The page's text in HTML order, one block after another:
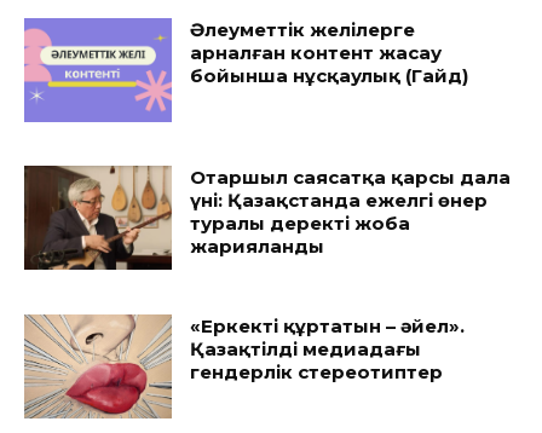
Әлеуметтік желілерге
арналған контент жасау
бойынша нұсқаулық (Гайд)
Отаршыл саясатқа қарсы дала
үні: Қазақстанда ежелгі өнер
туралы деректі жоба
жарияланды
«Еркекті құртатын – әйел».
Қазақтілді медиадағы
гендерлік стереотиптер